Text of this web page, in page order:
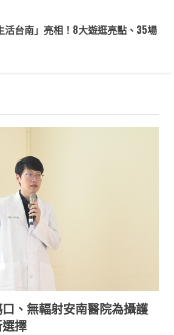
活台南」亮相！8大遊逛亮點、35場
口、無輻射安南醫院為攝護
擇